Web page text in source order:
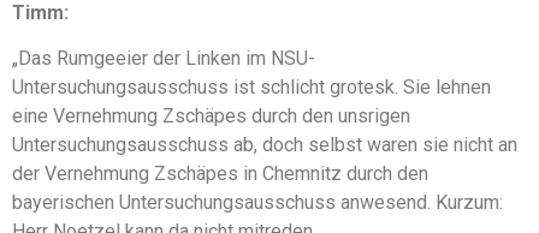
Timm:
„Das Rumgeeier der Linken im NSU-
Untersuchungsausschuss ist schlicht grotesk. Sie lehnen
eine Vernehmung Zschäpes durch den unsrigen
Untersuchungsausschuss ab, doch selbst waren sie nicht an
der Vernehmung Zschäpes in Chemnitz durch den
bayerischen Untersuchungsausschuss anwesend. Kurzum: